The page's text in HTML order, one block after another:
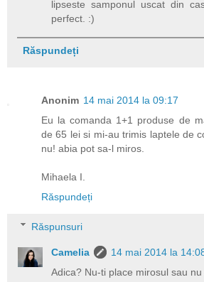
lipseste samponul uscat din
perfect. :)
Răspundeți
Anonim 14 mai 2014 la 09:17
Eu la comanda 1+1 produse de
de 65 lei si mi-au trimis laptele de
nu! abia pot sa-l miros.
Mihaela I.
Răspundeți
Răspunsuri
Camelia
14 mai 2014 la
Adica? Nu-ti place mirosul sau